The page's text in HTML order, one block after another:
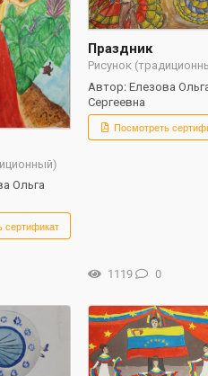
Ольга
сертификат
Праздник
Рисунок
Автор: Елезова
Сергеевна
Посмотреть
1119 0